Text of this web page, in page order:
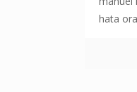
hata